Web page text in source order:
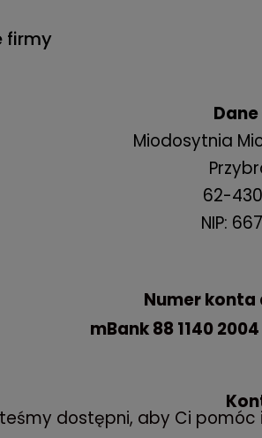
firmy
Miodosytnia
62-
NIP:
Numer konta
mBank 88 1140
dostępni, aby Ci pomóc